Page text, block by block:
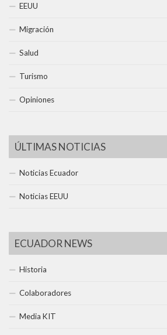
EEUU
Migración
Salud
Turismo
Opiniones
ÚLTIMAS NOTICIAS
Noticias Ecuador
Noticias EEUU
ECUADOR NEWS
Historia
Colaboradores
Media KIT